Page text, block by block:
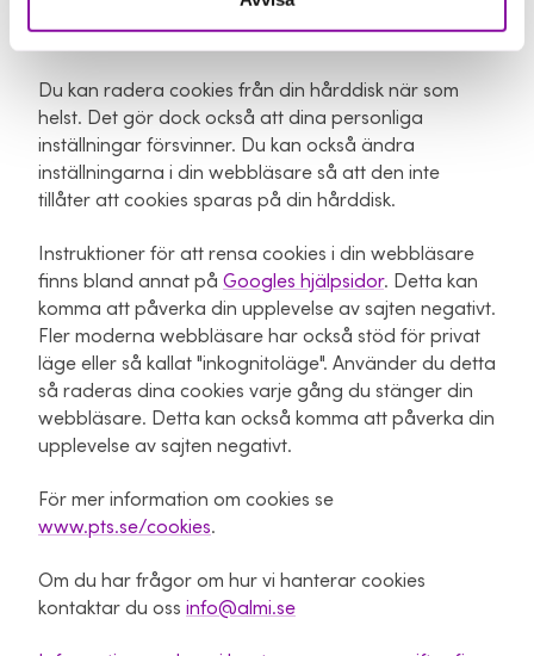
Du kan förhindra att cookies lagras på flera sätt:
Du kan radera cookies från din hårddisk när som
helst. Det gör dock också att dina personliga
inställningar försvinner. Du kan också ändra
inställningarna i din webbläsare så att den inte
tillåter att cookies sparas på din hårddisk.
Instruktioner för att rensa cookies i din webbläsare
finns bland annat på Googles hjälpsidor. Detta kan
komma att påverka din upplevelse av sajten negativt.
Fler moderna webbläsare har också stöd för privat
läge eller så kallat "inkognitoläge". Använder du detta
så raderas dina cookies varje gång du stänger din
webbläsare. Detta kan också komma att påverka din
upplevelse av sajten negativt.
För mer information om cookies se
www.pts.se/cookies.
Om du har frågor om hur vi hanterar cookies
kontaktar du oss info@almi.se